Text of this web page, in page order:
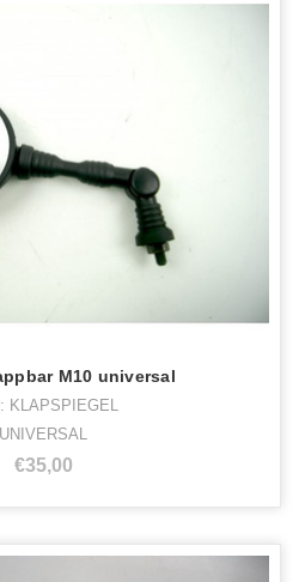
M10 universal
KLAPSPIEGEL
UNIVERSAL
€35,00